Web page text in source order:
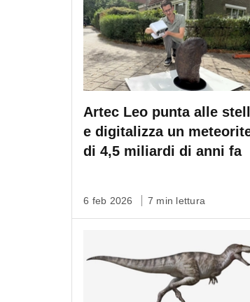
Artec Leo punta alle
e digitalizza un
di 4,5 miliardi di anni fa
6 feb 2026 7 min lettura